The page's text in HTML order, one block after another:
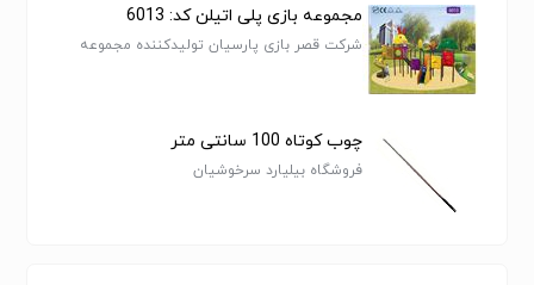
مجموعه بازی پلی اتیلن کد: 6013
شرکت قصر بازی پارسیان تولیدکننده مجموعه
چوب کوتاه 100 سانتی متر
فروشگاه بیلیارد سرخوشیان